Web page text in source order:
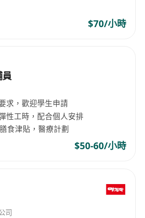
（6月6–7日）全程出席，每日工
12時至晚上8時，準時到崗並遵守
$70/小時
員
求，歡迎學生申請
性工時，配合個人安排
食津貼，醫療計劃
$50-60/小時
司